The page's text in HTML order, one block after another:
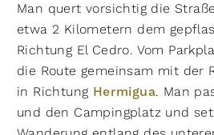
Man quert vorsichtig die
etwa 2 Kilometern dem
Richtung El Cedro. Vom
die Route gemeinsam mit der
in Richtung Hermigua. Man
und den Campingplatz und